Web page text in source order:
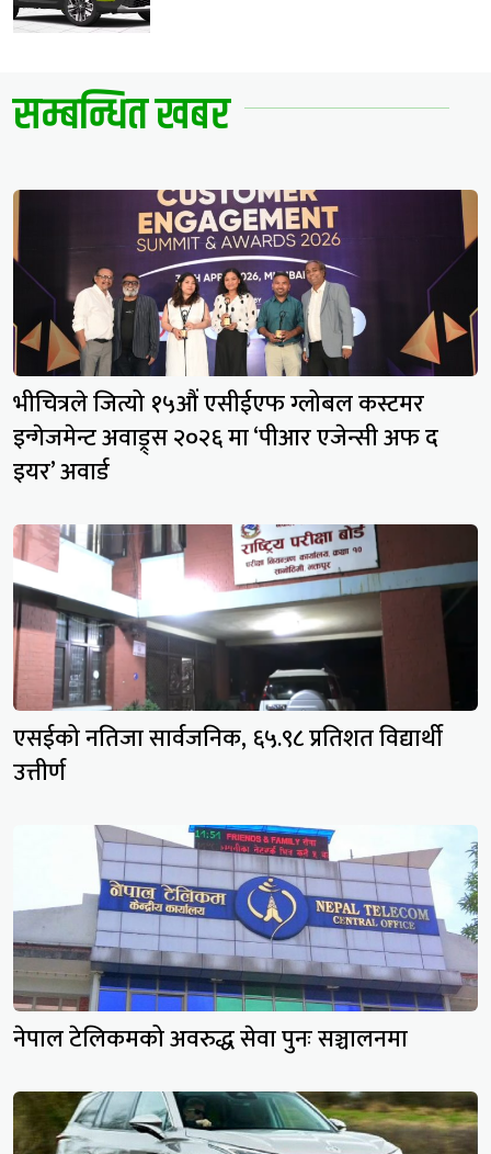
सम्बन्धित खबर
भीचित्रले जित्यो १५औं एसीईएफ ग्लोबल कस्टमर
इन्गेजमेन्ट अवाड्र्स २०२६ मा ‘पीआर एजेन्सी अफ द
इयर’ अवार्ड
एसईको नतिजा सार्वजनिक, ६५.९८ प्रतिशत विद्यार्थी
उत्तीर्ण
नेपाल टेलिकमको अवरुद्ध सेवा पुनः सञ्चालनमा